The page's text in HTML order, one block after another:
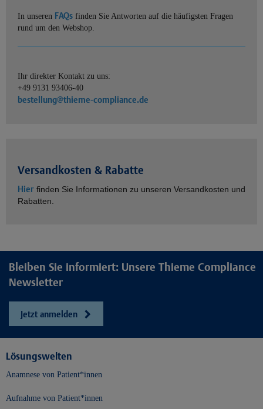
In unseren FAQs finden Sie Antworten auf die häufigsten Fragen
rund um den Webshop.
Ihr direkter Kontakt zu uns:
+49 9131 93406-40
bestellung@thieme-compliance.de
Versandkosten & Rabatte
Hier finden Sie Informationen zu unseren Versandkosten und
Rabatten.
Bleiben Sie informiert: Unsere Thieme Compliance
Newsletter
Jetzt anmelden
Lösungswelten
Anamnese von Patient*innen
Aufnahme von Patient*innen